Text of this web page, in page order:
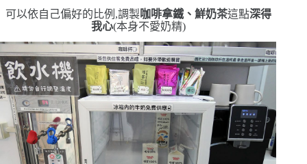
可以依自己偏好的比例,調製咖啡拿鐵、鮮奶茶這點深得
我心(本身不愛奶精)